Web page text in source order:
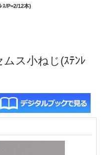
ｽ/P=2/12本)
ス小ねじ(ｽﾃﾝﾚ